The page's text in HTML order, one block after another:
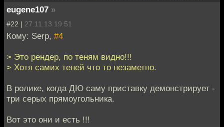
eugene107 »
#22 | 27.11.13 19:51
Кому: Serp, #4
> Это рендер, по теням видно!!!
> Хотя самих теней что то незаметно.
В ролике, когда ДЮ саму приставку демонстрирует -
три серых прямоугольника.
Вот это они и есть !!!